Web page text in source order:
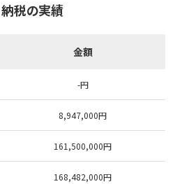
税の実績
金額
-円
8,947,000円
161,500,000円
168,482,000円